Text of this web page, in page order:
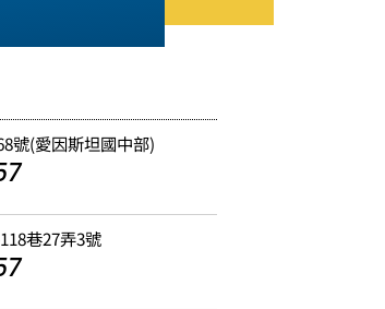
號(愛因斯坦國中部)
巷27弄3號